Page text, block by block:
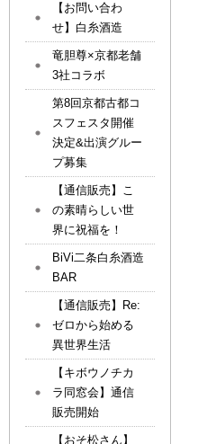
【お問い合わ
せ】白糸酒造
竜胆尊×京都老舗
3社コラボ
第8回京都古都コ
スフェスタ開催
決定&出演グルー
プ募集
【通信販売】こ
の素晴らしい世
界に祝福を！
BiVi二条白糸酒造
BAR
【通信販売】Re:
ゼロから始める
異世界生活
【キボウノチカ
ラ同窓会】通信
販売開始
【おそ松さん】